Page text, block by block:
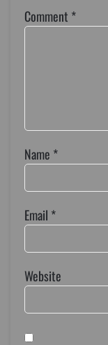
Comment *
Name *
Email *
Website